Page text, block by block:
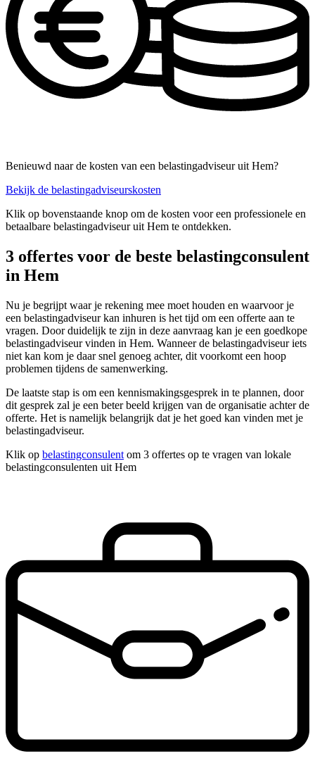
Benieuwd naar de kosten van een belastingadviseur uit Hem?
Bekijk de belastingadviseurskosten
Klik op bovenstaande knop om de kosten voor een professionele en
betaalbare belastingadviseur uit Hem te ontdekken.
3 offertes voor de beste belastingconsulent
in Hem
Nu je begrijpt waar je rekening mee moet houden en waarvoor je
een belastingadviseur kan inhuren is het tijd om een offerte aan te
vragen. Door duidelijk te zijn in deze aanvraag kan je een goedkope
belastingadviseur vinden in Hem. Wanneer de belastingadviseur iets
niet kan kom je daar snel genoeg achter, dit voorkomt een hoop
problemen tijdens de samenwerking.
De laatste stap is om een kennismakingsgesprek in te plannen, door
dit gesprek zal je een beter beeld krijgen van de organisatie achter de
offerte. Het is namelijk belangrijk dat je het goed kan vinden met je
belastingadviseur.
Klik op belastingconsulent om 3 offertes op te vragen van lokale
belastingconsulenten uit Hem